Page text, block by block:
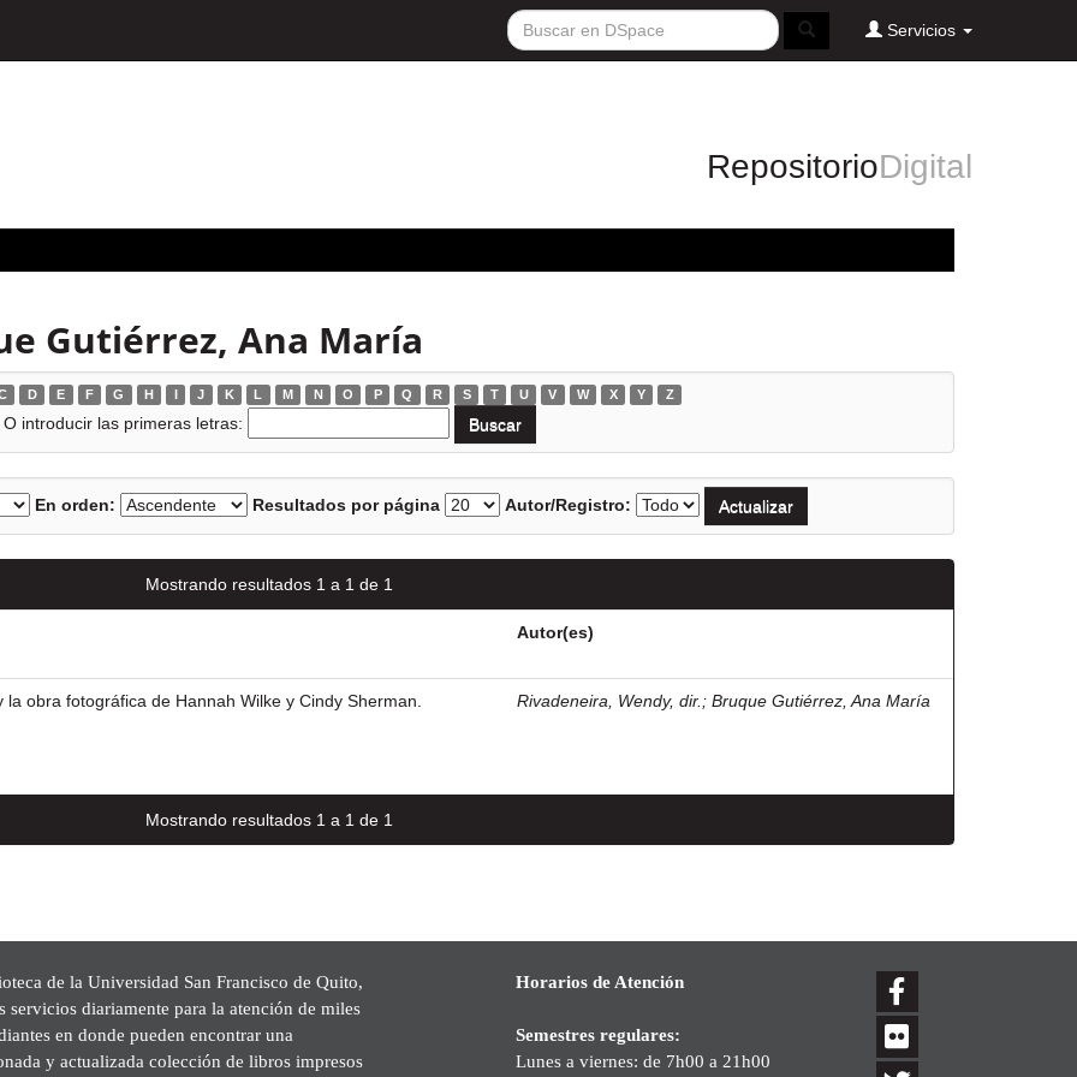
Servicios
RepositorioDigital
Gutiérrez, Ana María
D E F G H I J K L M N O P Q R S T U V W X Y Z
O introducir las primeras letras:
En orden: Resultados por página Autor/Registro:
Mostrando resultados 1 a 1 de 1
Autor(es)
obra fotográfica de Hannah Wilke y Cindy Sherman. Rivadeneira, Wendy, dir. ; Bruque Gutiérrez, Ana María
Mostrando resultados 1 a 1 de 1
de la Universidad San Francisco de Quito,
servicios diariamente para la atención de miles
en donde pueden encontrar una
y actualizada colección de libros impresos
Horarios de Atención
Semestres regulares:
Lunes a viernes: de 7h00 a 21h00